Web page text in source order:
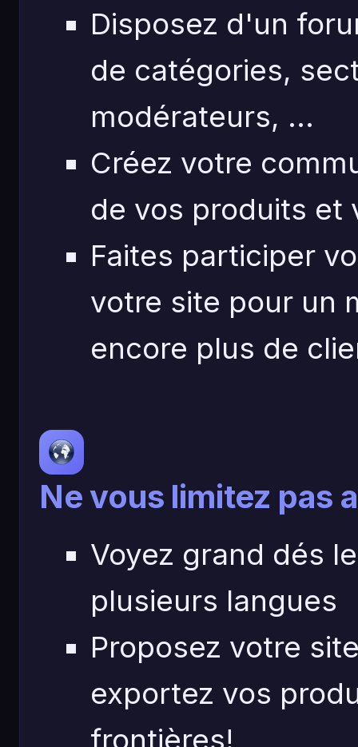
Disposez d'un
de catégories,
modérateurs, ...
Créez votre
de vos produits et
Faites participer
votre site pour un
encore plus de
Ne vous limitez pas
Voyez grand dés
plusieurs langues
Proposez votre
exportez vos
frontières!